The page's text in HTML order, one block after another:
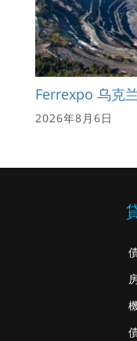
Ferrexpo 乌克
2026年8月6日